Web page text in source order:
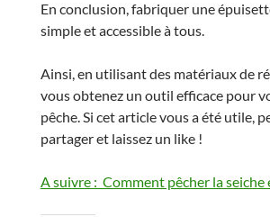
En conclusion, fabriquer une
simple et accessible à tous.
Ainsi, en utilisant des matériaux de
vous obtenez un outil efficace pour
pêche. Si cet article vous a été utile,
partager et laissez un like !
A suivre : Comment pêcher la